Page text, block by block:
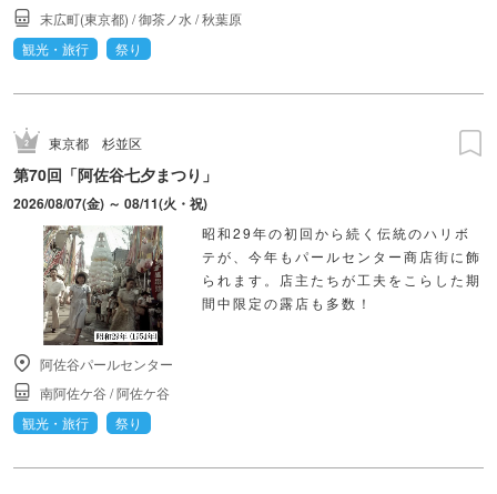
末広町(東京都) /御茶ノ水 /秋葉原
観光・旅行
祭り
東京都 杉並区
第70回「阿佐谷七夕まつり」
2026/08/07(金) ～ 08/11(火・祝)
昭和29年の初回から続く伝統のハリボ
テが、今年もパールセンター商店街に飾
られます。店主たちが工夫をこらした期
間中限定の露店も多数！
阿佐谷パールセンター
南阿佐ケ谷 /阿佐ケ谷
観光・旅行
祭り